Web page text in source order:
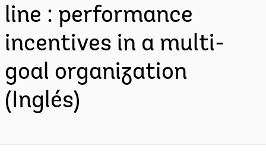
line : performance
incentives in a multi-
goal organization
(Inglés)